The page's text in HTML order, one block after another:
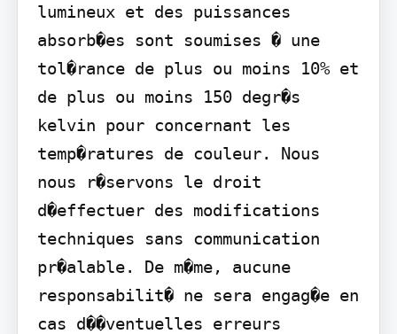
lumineux et des puissances
absorb�es sont soumises � une
tol�rance de plus ou moins 10% et
de plus ou moins 150 degr�s
kelvin pour concernant les
temp�ratures de couleur. Nous
nous r�servons le droit
d�effectuer des modifications
techniques sans communication
pr�alable. De m�me, aucune
responsabilit� ne sera engag�e en
cas d��ventuelles erreurs